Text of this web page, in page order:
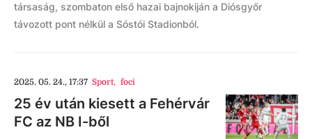
társaság, szombaton első hazai bajnokiján a Diósgyőr
távozott pont nélkül a Sóstói Stadionból.
2025. 05. 24., 17:37 Sport, foci
25 év után kiesett a Fehérvár
FC az NB I-ből